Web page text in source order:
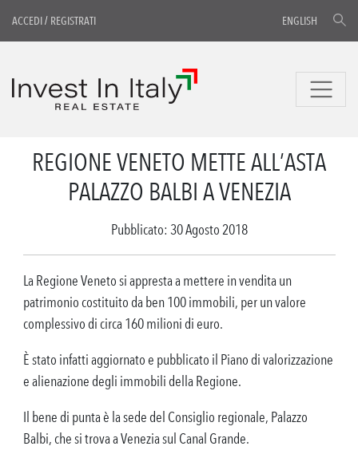
ACCEDI/ REGISTRATI ENGLISH
REGIONE VENETO METTE ALL’ASTA
PALAZZO BALBI A VENEZIA
Pubblicato: 30 Agosto 2018
La Regione Veneto si appresta a mettere in vendita un
patrimonio costituito da ben 100 immobili, per un valore
complessivo di circa 160 milioni di euro.
È stato infatti aggiornato e pubblicato il Piano di valorizzazione
e alienazione degli immobili della Regione.
Il bene di punta è la sede del Consiglio regionale, Palazzo
Balbi, che si trova a Venezia sul Canal Grande.